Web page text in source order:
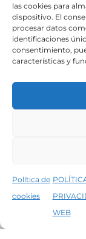
las cookies para
dispositivo. El
procesar datos
identificaciones
consentimiento,
características y
Política de
cookies
WEB
5% de descuento en
©2026